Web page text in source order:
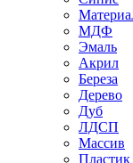
МДФ
Эмаль
Акрил
Береза
Дерево
Дуб
ЛДСП
Массив
Пластик